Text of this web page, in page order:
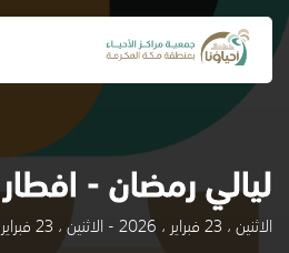
ليالي رمضان -
الاثنين ، 23 فبراير ، 2026 - الاثنين ، 23 فبراير ، 2026